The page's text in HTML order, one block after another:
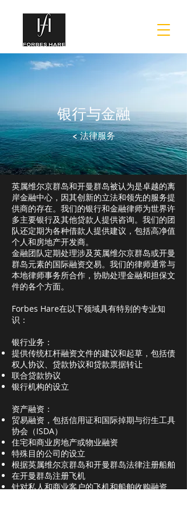
银行与金融
< 法律服务
英属维尔京群岛和开曼群岛被认为是卓越的离
岸金融中心，因其创新的立法和领先的服务提
供商的存在。我们的银行和金融律师为世界许
多主要银行及其他贷款人提供咨询。我们的团
队还定期为各种借款人提供建议，包括高净值
个人和房地产开发商。
金融团队定期处理涉及英属维尔京群岛或开曼
群岛元素的国际融资交易。我们的律师通常与
本地律师事务所合作，协助处理金融和担保文
件的各个方面。
Forbes Hare在以下领域具有特别的专业知
识：
银行业务：
提供传统杠杆融资文件的建议和起草，包括债
权人协议、贷款协议和贷款票据转让
联合贷款协议
银行机构的设立
资产融资：
贸易融资，包括信用证和国际掉期与衍生工具
协会（ISDA）
住宅和商业房地产或物业融资
特殊目的公司的设立
根据英属维尔京群岛和开曼群岛法律注册船舶
在开曼群岛注册飞机
针对私人和商业客户的飞机和船舶收购融资